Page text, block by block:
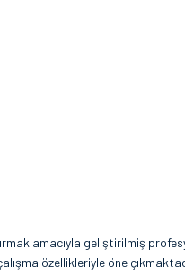
amacıyla geliştirilmiş
özellikleriyle öne